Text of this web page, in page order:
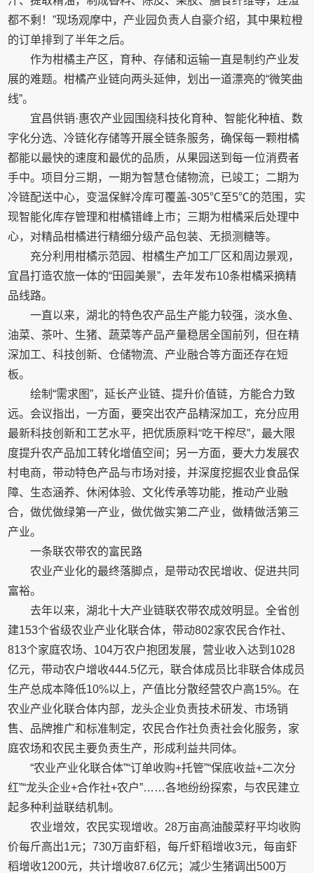
都不剩！”现场观摩中，产业园负责人自豪介绍，其中果粒橙
的订单排到了半年之后。
作为柑橘主产区，育种、存储和运输一直是制约产业发
展的难题。柑橘产业链向两头延伸，划出一道漂亮的“微笑曲
线”。
宜昌供销·惠农产业园围绕科技化育种、智能化种植、数
字化分选、冷链化存储等开展全链条服务，确保每一颗柑橘
都能以最快的速度和最优的品质，从果园送到每一位消费者
手中。项目分三期，一期为智慧仓储物流，已竣工；二期为
冷链配送中心，变温保鲜冷库可覆盖-305℃至5℃的范围，实
现智能化库存管理和柑橘错峰上市；三期为柑橘采后处理中
心，对精品柑橘进行精细分级产品包装、无损测糖等。
充分利用柑橘示范园、柑橘生产加工厂区和周边景观，
宜昌打造农旅一体的“田园美景”，去年发布10条柑橘采摘精
品线路。
一直以来，湖北的特色农产品生产能力较强，淡水鱼、
油菜、茶叶、生猪、蔬菜等产品产量稳居全国前列，但在精
深加工、科技创新、仓储物流、产业融合等方面还存在短
板。
绘制“需求图”，延长产业链、提升价值链，方能合力致
远。会议指出，一方面，要突出农产品精深加工，充分应用
最新科技创新和工艺水平，把优质原料“吃干榨尽”，最大限
度提升农产品加工转化增值空间；另一方面，要大力发展农
村电商，带动特色产品与市场对接，并深度挖掘农业食品保
障、生态涵养、休闲体验、文化传承等功能，推动产业融
合，做优做绿第一产业，做优做实第二产业，做精做活第三
产业。
一条联农带农的富民路
农业产业化的最终落脚点，是带动农民增收、促进共同
富裕。
去年以来，湖北十大产业链联农带农成效明显。全省创
建153个省级农业产业化联合体，带动802家农民合作社、
813个家庭农场、104万农户抱团发展，营业收入达到1028
亿元，带动农户增收444.5亿元，联合体成员比非联合体成员
生产总成本降低10%以上，产值比分散经营农户高15%。在
农业产业化联合体内部，龙头企业负责技术研发、市场销
售、品牌推广和标准制定，农民合作社负责社会化服务，家
庭农场和农民主要负责生产，形成利益共同体。
“农业产业化联合体”“订单收购+托管”“保底收益+二次分
红”“龙头企业+合作社+农户”……各地纷纷探索，与农民建立
起多种利益联结机制。
农业增效，农民实现增收。28万亩高油酸菜籽平均收购
价每斤高出1元；730万亩虾稻，每斤虾稻增收3元，每亩虾
稻增收1200元，共计增收87.6亿元；减少生猪调出500万